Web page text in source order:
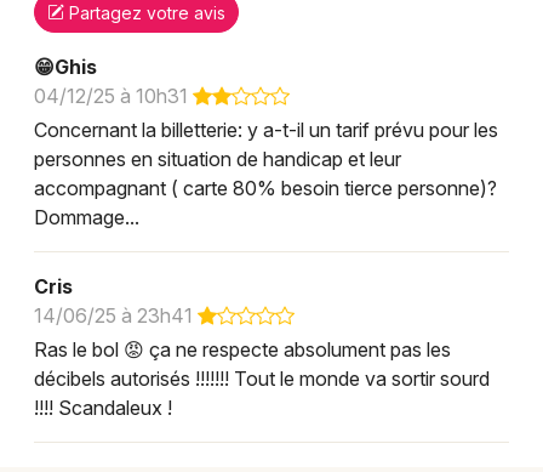
Partagez votre avis
😁Ghis
04/12/25 à 10h31
Concernant la billetterie: y a-t-il un tarif prévu pour les
personnes en situation de handicap et leur
accompagnant ( carte 80% besoin tierce personne)?
Dommage...
Cris
14/06/25 à 23h41
Ras le bol 😡 ça ne respecte absolument pas les
décibels autorisés !!!!!!! Tout le monde va sortir sourd
!!!! Scandaleux !